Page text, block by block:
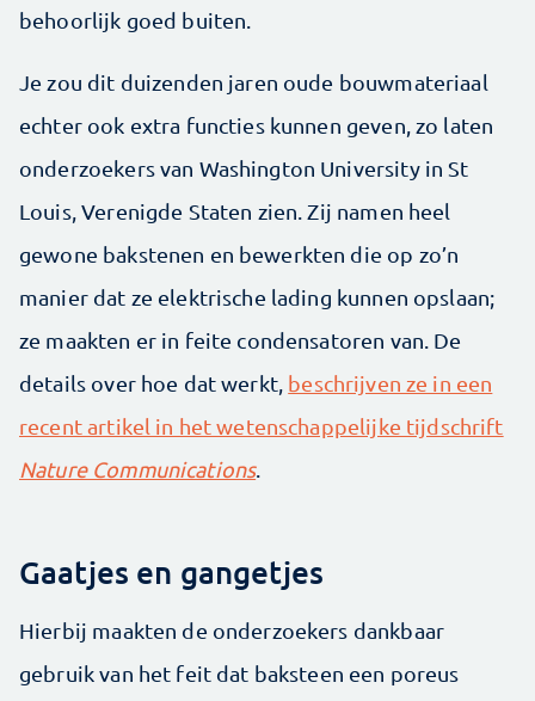
behoorlijk goed buiten.
Je zou dit duizenden jaren oude bouwmateriaal
echter ook extra functies kunnen geven, zo laten
onderzoekers van Washington University in St
Louis, Verenigde Staten zien. Zij namen heel
gewone bakstenen en bewerkten die op zo’n
manier dat ze elektrische lading kunnen opslaan;
ze maakten er in feite condensatoren van. De
details over hoe dat werkt, beschrijven ze in een
recent artikel in het wetenschappelijke tijdschrift
Nature Communications.
Gaatjes en gangetjes
Hierbij maakten de onderzoekers dankbaar
gebruik van het feit dat baksteen een poreus